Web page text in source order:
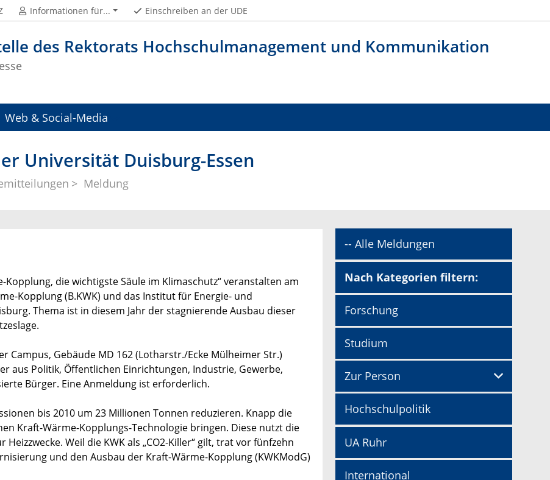
des Rektorats Hochschulmanagement und Kommunikation
Informationen für... Einschreiben an der UDE
Web & Social-Media
Universität Duisburg-Essen
Meldung
die wichtigste Säule im Klimaschutz“ veranstalten am
Kopplung (B.KWK) und das Institut für Energie- und
Thema ist in diesem Jahr der stagnierende Ausbau dieser
Campus, Gebäude MD 162 (Lotharstr./Ecke Mülheimer Str.)
aus Politik, Öffentlichen Einrichtungen, Industrie, Gewerbe,
Bürger. Eine Anmeldung ist erforderlich.
bis 2010 um 23 Millionen Tonnen reduzieren. Knapp die
Kraft-Wärme-Kopplungs-Technologie bringen. Diese nutzt die
Weil die KWK als „CO2-Killer“ gilt, trat vor fünfzehn
und den Ausbau der Kraft-Wärme-Kopplung (KWKModG)
-- Alle Meldungen
Nach Kategorien filtern:
Forschung
Studium
Zur Person
Hochschulpolitik
UA Ruhr
International